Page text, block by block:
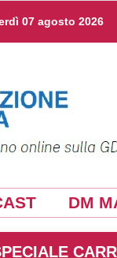
07 agosto 2026
DM